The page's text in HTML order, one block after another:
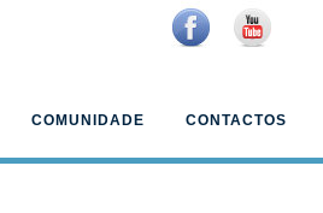
COMUNIDADE CONTACTOS